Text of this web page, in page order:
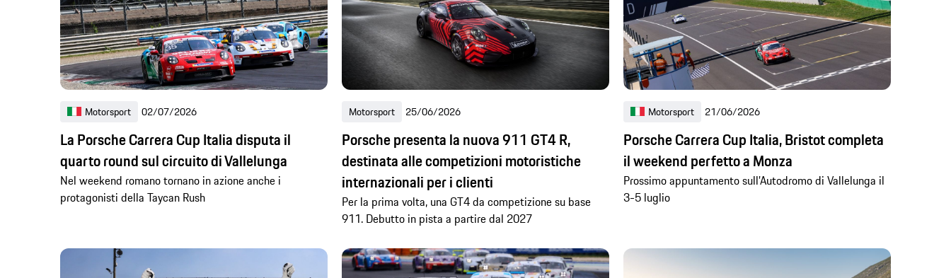
Global Content - Ultime 24 ore Ultimi 7 giorni Ultimi 30 giorni Ultimo anno
Motorsport 02/07/2026
La Porsche Carrera Cup Italia disputa il
quarto round sul circuito di Vallelunga
Nel weekend romano tornano in azione anche i
protagonisti della Taycan Rush
Motorsport 25/06/2026
Porsche presenta la nuova 911 GT4 R,
destinata alle competizioni motoristiche
internazionali per i clienti
Per la prima volta, una GT4 da competizione su base
911. Debutto in pista a partire dal 2027
Motorsport 21/06/2026
Porsche Carrera Cup Italia, Bristot completa
il weekend perfetto a Monza
Prossimo appuntamento sull’Autodromo di Vallelunga il
3-5 luglio